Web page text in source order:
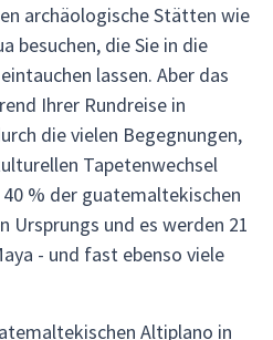
archäologische Stätten wie
besuchen, die Sie in die
lassen. Aber das
Ihrer Rundreise in
die vielen Begegnungen,
Tapetenwechsel
% der guatemaltekischen
Ursprungs und es werden 21
- und fast ebenso viele
Altiplano in